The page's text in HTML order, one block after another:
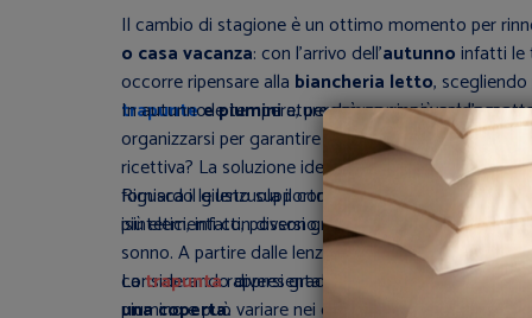
Il cambio di stagione è un ottimo momento per
o casa vacanza: con l'arrivo dell'autunnoinfatti le
occorre ripensare alla biancheria letto,
trapuntee piuminie, perchè no, rinnovare
In autunno le temperature non sono più calde ma
organizzarsi per garantire il miglior riposo possibile
ricettiva? La soluzione ideale è puntare su una
fornisca il giusto supporto in caso di
cali di
più elementi con diversi gradi di pesantezza.
Riguardo le lenzuola il consiglio è quello di puntare
isintetici, infatti, possono ostacolare la
sonno. A partire dalle lenzuola di cotone, potrete poi
considerando diversi gradi di pesantezza
una coperta.
Latrapuntarappresenta in autunno una giusta
piumino e può variare nei colori e nei tessuti in